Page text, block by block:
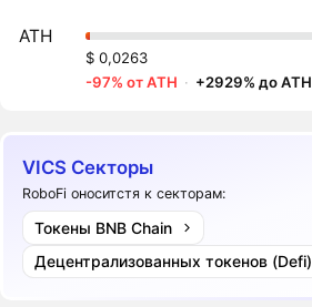
ATH
$ 0,0263
-97% от ATH · +2929% до ATH
VICS Секторы
RoboFi оноситстя к секторам:
Токены BNB Chain
Децентрализованных токенов (Defi)